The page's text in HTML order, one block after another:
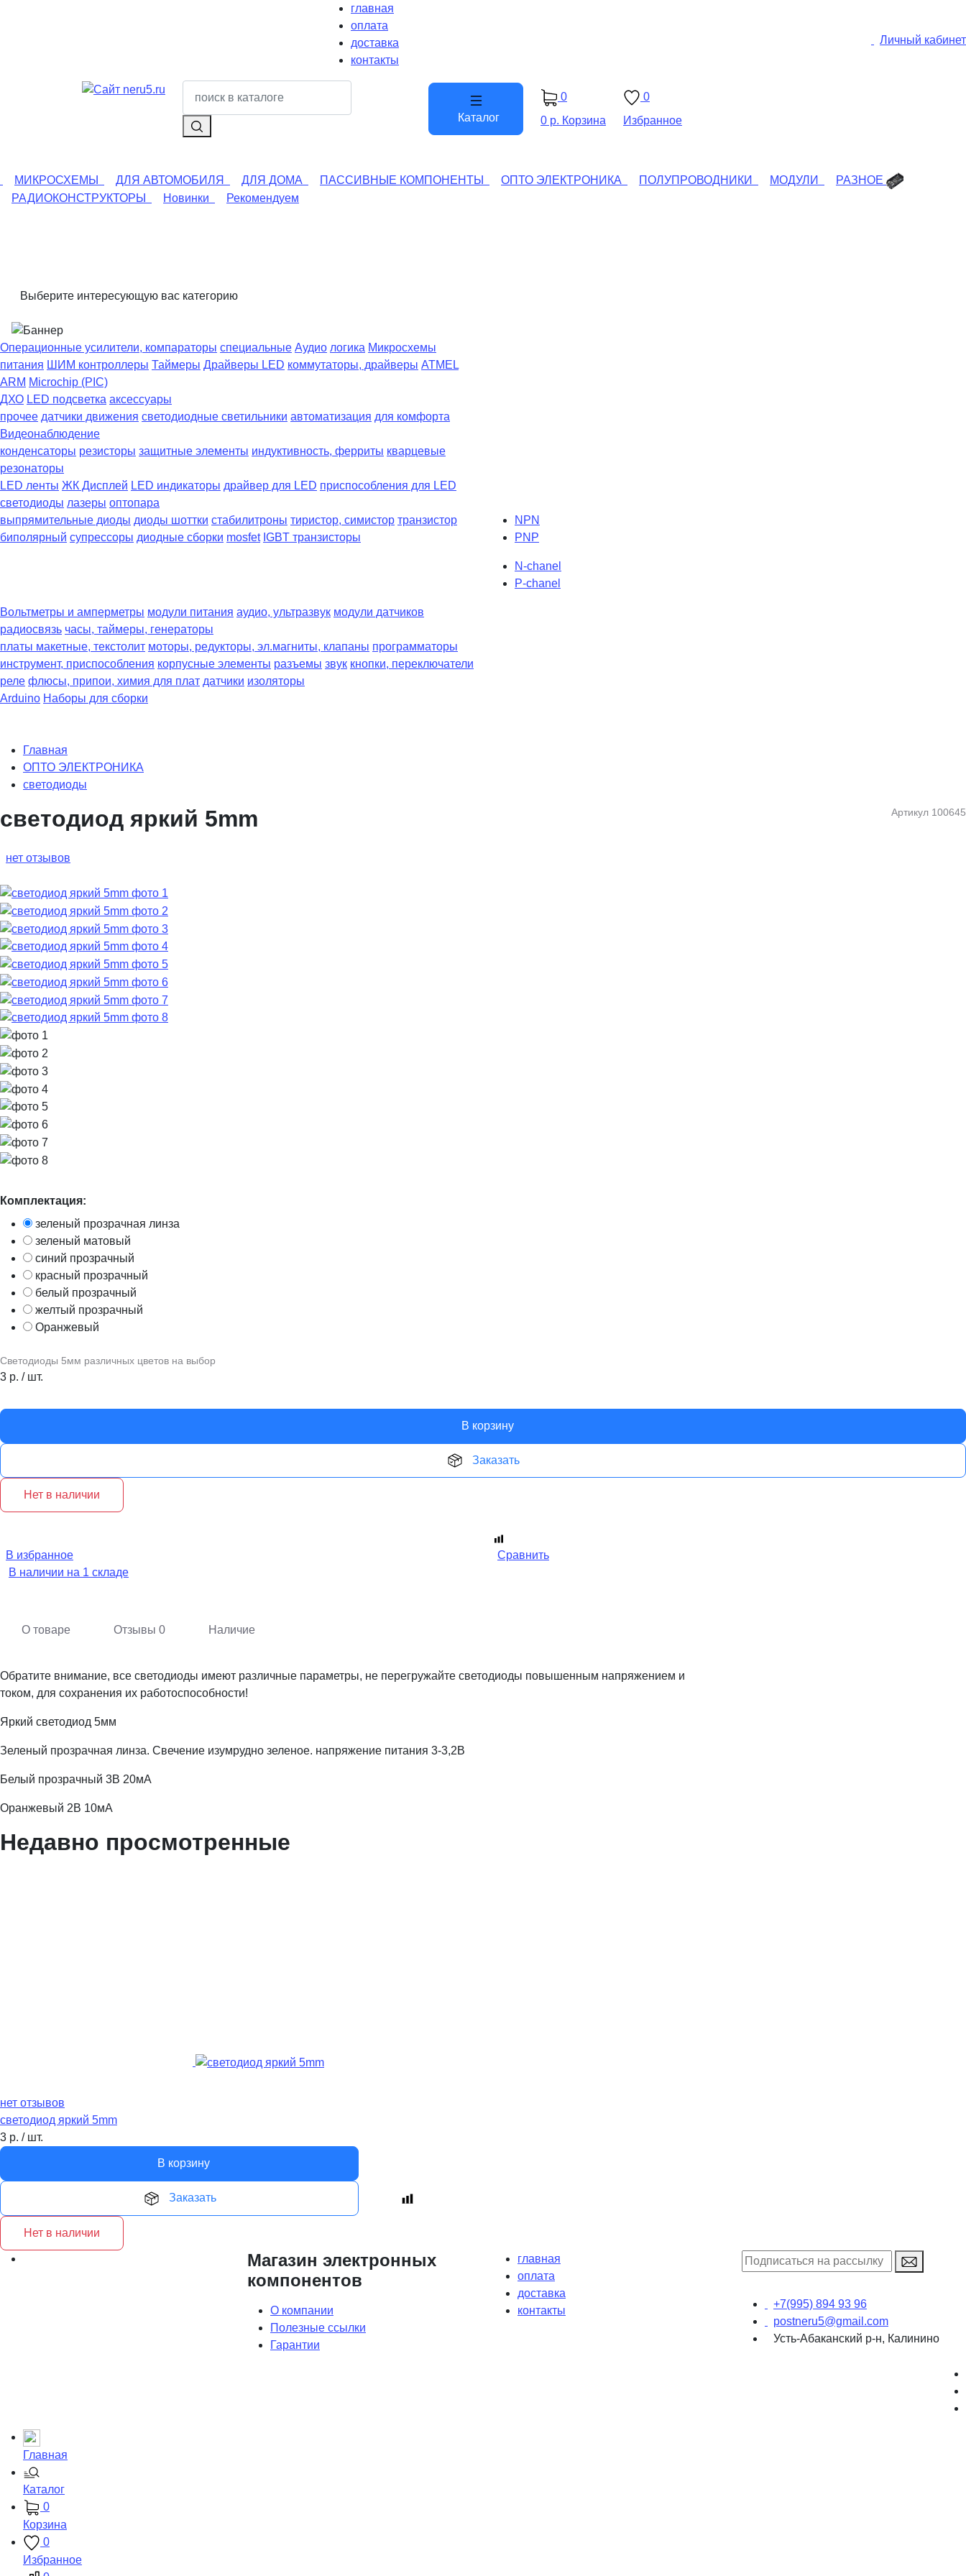
главная
оплата
доставка
контакты
Личный кабинет
Каталог
0
0 р. Корзина
0
Избранное
МИКРОСХЕМЫ ДЛЯ АВТОМОБИЛЯ ДЛЯ ДОМА ПАССИВНЫЕ КОМПОНЕНТЫ ОПТО ЭЛЕКТРОНИКА ПОЛУПРОВОДНИКИ МОДУЛИ
РАЗНОЕ
РАДИОКОНСТРУКТОРЫ
Новинки Рекомендуем
Выберите интересующую вас категорию
Операционные усилители, компараторы специальные Аудио логика Микросхемы
питания ШИМ контроллеры Таймеры Драйверы LED коммутаторы, драйверы ATMEL
ARM Microchip (PIC)
ДХО LED подсветка аксессуары
прочее датчики движения светодиодные светильники автоматизация для комфорта
Видеонаблюдение
конденсаторы резисторы защитные элементы индуктивность, ферриты кварцевые
резонаторы
LED ленты ЖК Дисплей LED индикаторы драйвер для LED приспособления для LED
светодиоды лазеры оптопара
выпрямительные диоды диоды шоттки стабилитроны тиристор, симистор транзистор
биполярный супрессоры диодные сборки mosfet IGBT транзисторы
NPN
PNP
N-chanel
P-chanel
Вольтметры и амперметры модули питания аудио, ультразвук модули датчиков
радиосвязь часы, таймеры, генераторы
платы макетные, текстолит моторы, редукторы, эл.магниты, клапаны программаторы
инструмент, приспособления корпусные элементы разъемы звук кнопки, переключатели
реле флюсы, припои, химия для плат датчики изоляторы
Arduino Наборы для сборки
Главная
ОПТО ЭЛЕКТРОНИКА
светодиоды
Артикул 100645
светодиод яркий 5mm
нет отзывов
Комплектация:
зеленый прозрачная линза
зеленый матовый
синий прозрачный
красный прозрачный
белый прозрачный
желтый прозрачный
Оранжевый
Светодиоды 5мм различных цветов на выбор
3 р. / шт.
В корзину
Заказать
Нет в наличии
В избранное
Сравнить
В наличии на 1 складе
О товаре Отзывы 0 Наличие
Обратите внимание, все светодиоды имеют различные параметры, не перегружайте светодиоды повышенным напряжением и
током, для сохранения их работоспособности!
Яркий светодиод 5мм
Зеленый прозрачная линза. Свечение изумрудно зеленое. напряжение питания 3-3,2В
Белый прозрачный 3В 20мА
Оранжевый 2В 10мА
Недавно просмотренные
нет отзывов
светодиод яркий 5mm
3 р. / шт.
В корзину
Заказать
Нет в наличии
+7(995) 894 93 96
postneru5@gmail.com
Усть-Абаканский р-н, Калинино
Магазин электронных
компонентов
О компании
Полезные ссылки
Гарантии
главная
оплата
доставка
контакты
Главная
Каталог
0
Корзина
0
Избранное